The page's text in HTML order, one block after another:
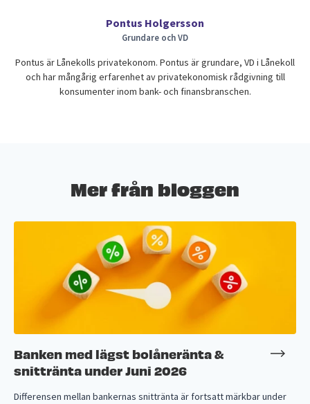
Pontus Holgersson
Grundare och VD
Pontus är Lånekolls privatekonom. Pontus är grundare, VD i Lånekoll
och har mångårig erfarenhet av privatekonomisk rådgivning till
konsumenter inom bank- och finansbranschen.
Mer från bloggen
Banken med lägst bolåneränta &
snittränta under Juni 2026
Differensen mellan bankernas snittränta är fortsatt märkbar under